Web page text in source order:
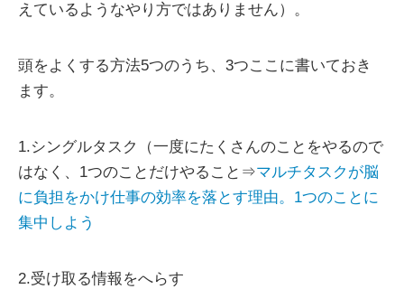
えているようなやり方ではありません）。
頭をよくする方法5つのうち、3つここに書いておき
ます。
1.シングルタスク（一度にたくさんのことをやるので
はなく、1つのことだけやること⇒マルチタスクが脳
に負担をかけ仕事の効率を落とす理由。1つのことに
集中しよう
2.受け取る情報をへらす